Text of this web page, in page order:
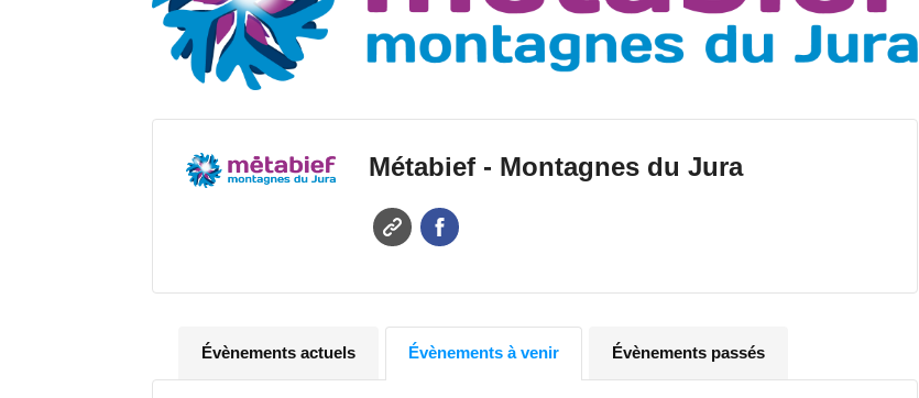
Métabief - Montagnes du Jura
Évènements actuels Évènements à venir Évènements passés